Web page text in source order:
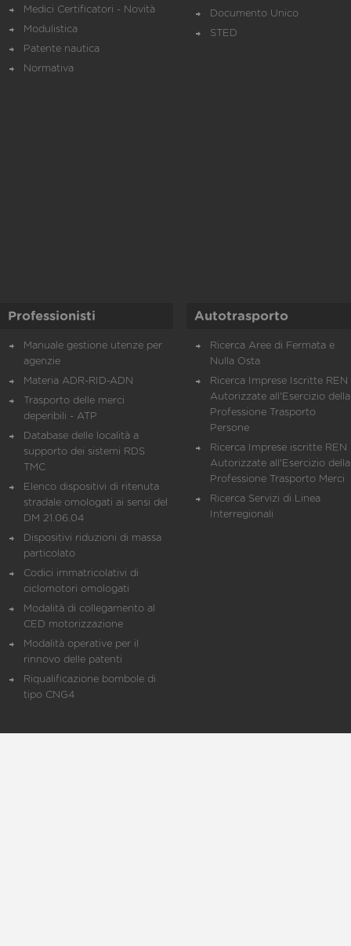
Medici Certificatori - Novità
Modulistica
Patente nautica
Normativa
Documento Unico
STED
Professionisti
Manuale gestione utenze per
agenzie
Materia ADR-RID-ADN
Trasporto delle merci
deperibili - ATP
Database delle località a
supporto dei sistemi RDS
TMC
Elenco dispositivi di ritenuta
stradale omologati ai sensi del
DM 21.06.04
Dispositivi riduzioni di massa
particolato
Codici immatricolativi di
ciclomotori omologati
Modalità di collegamento al
CED motorizzazione
Modalità operative per il
rinnovo delle patenti
Riqualificazione bombole di
tipo CNG4
Autotrasporto
Ricerca Aree di Fermata e
Nulla Osta
Ricerca Imprese Iscritte REN
Autorizzate all'Esercizio della
Professione Trasporto
Persone
Ricerca Imprese iscritte REN
Autorizzate all'Esercizio della
Professione Trasporto Merci
Ricerca Servizi di Linea
Interregionali